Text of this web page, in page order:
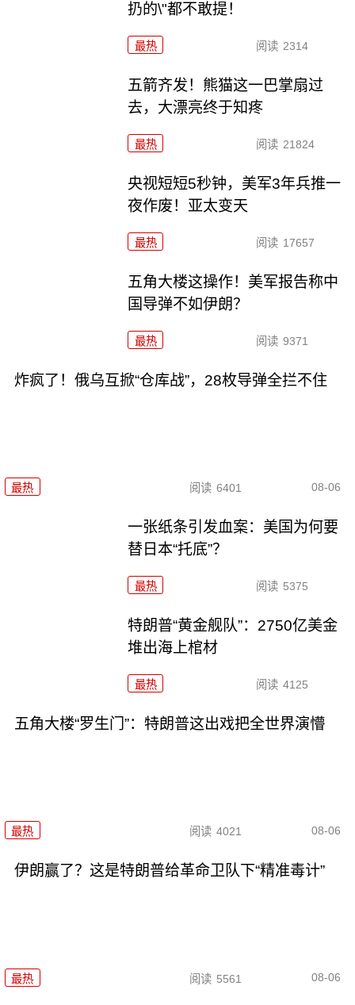
扔的\"都不敢提！
最热 阅读 2314
五箭齐发！熊猫这一巴掌扇过
去，大漂亮终于知疼
最热 阅读 21824
央视短短5秒钟，美军3年兵推一
夜作废！亚太变天
最热 阅读 17657
五角大楼这操作！美军报告称中
国导弹不如伊朗？
最热 阅读 9371
炸疯了！俄乌互掀“仓库战”，28枚导弹全拦不住
最热 阅读 6401 08-06
一张纸条引发血案：美国为何要
替日本“托底”？
最热 阅读 5375
特朗普“黄金舰队”：2750亿美金
堆出海上棺材
最热 阅读 4125
五角大楼“罗生门”：特朗普这出戏把全世界演懵
最热 阅读 4021 08-06
伊朗赢了？这是特朗普给革命卫队下“精准毒计”
最热 阅读 5561 08-06